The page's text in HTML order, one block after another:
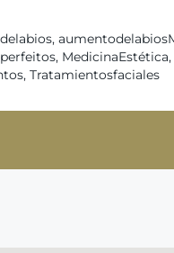
,
, MedicinaEstética,
, Tratamientosfaciales